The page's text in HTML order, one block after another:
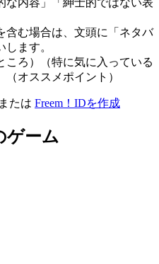
な内容」「紳士的ではない表
含む場合は、文頭に「ネタバ
ます。
ころ）（特に気に入っている
オススメポイント）
または Freem！IDを作成
ゲーム